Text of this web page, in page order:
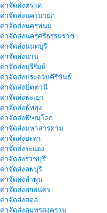
ค่าจัดส่งตราด
ค่าจัดส่งนครนายก
ค่าจัดส่งนครพนม
ค่าจัดส่งนครศรีธรรมราช
ค่าจัดส่งนนทบุรี
ค่าจัดส่งน่าน
ค่าจัดส่งบุรีรัมย์
ค่าจัดส่งประจวบคีรีขันธ์
ค่าจัดส่งปัตตานี
ค่าจัดส่งพะเยา
ค่าจัดส่งพัทลุง
ค่าจัดส่งพิษณุโลก
ค่าจัดส่งมหาสารคาม
ค่าจัดส่งยะลา
ค่าจัดส่งระนอง
ค่าจัดส่งราชบุรี
ค่าจัดส่งลพบุรี
ค่าจัดส่งลำพูน
ค่าจัดส่งสกลนคร
ค่าจัดส่งสตูล
ค่าจัดส่งสมุทรสงคราม